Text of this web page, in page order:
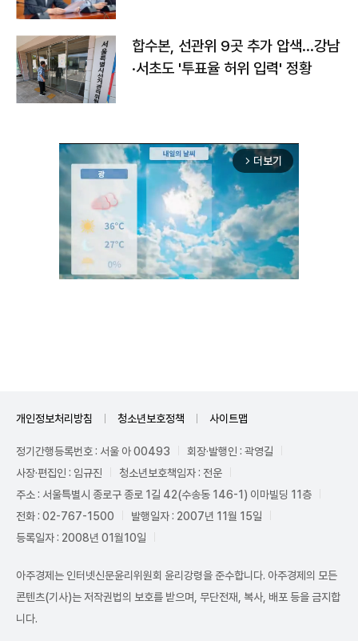
합수본, 선관위 9곳 추가 압색…강남
·서초도 '투표율 허위 입력' 정황
arrow_forward_ios 더보기
개인정보처리방침 청소년보호정책 사이트맵
정기간행등록번호 : 서울 아 00493
회장·발행인 : 곽영길
사장·편집인 : 임규진
청소년보호책임자 : 전운
주소 : 서울특별시 종로구 종로 1길 42(수송동 146-1) 이마빌딩 11층
전화 : 02-767-1500
발행일자 : 2007년 11월 15일
등록일자 : 2008년 01월10일
아주경제는 인터넷신문윤리위원회 윤리강령을 준수합니다. 아주경제의 모든
콘텐츠(기사)는 저작권법의 보호를 받으며, 무단전재, 복사, 배포 등을 금지합
니다.